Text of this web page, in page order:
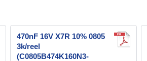
470nF 16V X7R 10% 0805
3k/reel
(C0805B474K160N3-